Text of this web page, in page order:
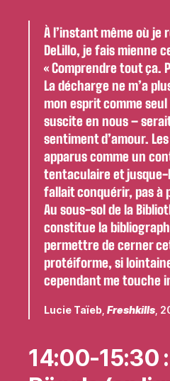
À l’instant même où je
DeLillo, je fais mienne
« Comprendre tout ça.
La décharge ne m’a
mon esprit comme
suscite en nous –
sentiment d’amour.
apparus comme un
tentaculaire et jusque-
fallait conquérir, pas à
Au sous-sol de la
constitue la
permettre de cerner
protéiforme, si
cependant me touche
Lucie Taïeb Freshkills ,
14:00-15:30 :